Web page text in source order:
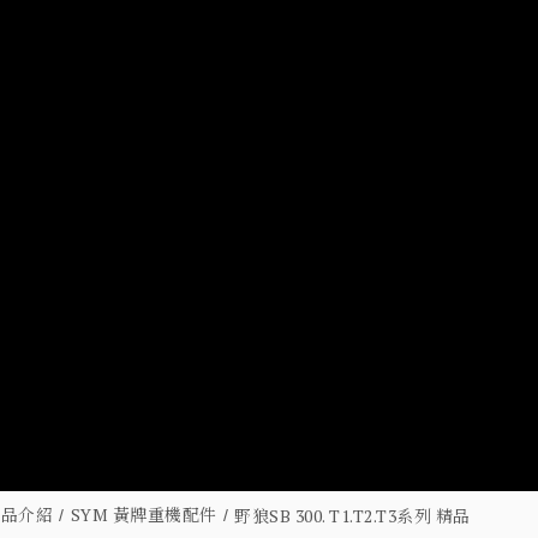
介紹 SYM 黃牌重機配件 野狼SB 300. T1.T2.T3系列 精品